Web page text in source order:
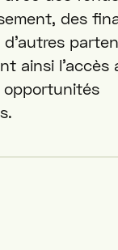
des
ainsi l'accès
opportunités